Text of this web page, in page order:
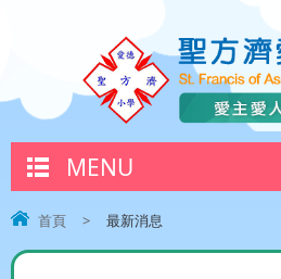
MENU
首頁 > 最新消息